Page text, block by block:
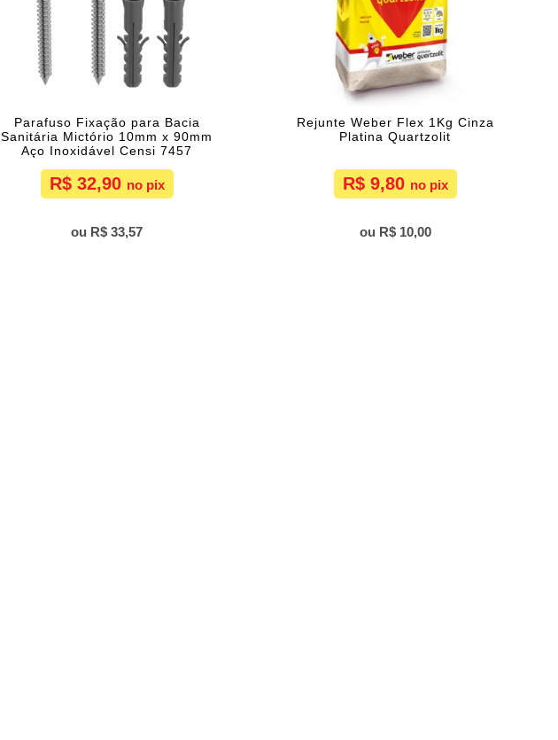
Parafuso Fixação para Bacia
Sanitária Mictório 10mm x 90mm
Aço Inoxidável Censi 7457
R$ 32,90
R$ 33,57
Rejunte Weber Flex 1Kg Cinza
Platina Quartzolit
R$ 9,80
R$ 10,00